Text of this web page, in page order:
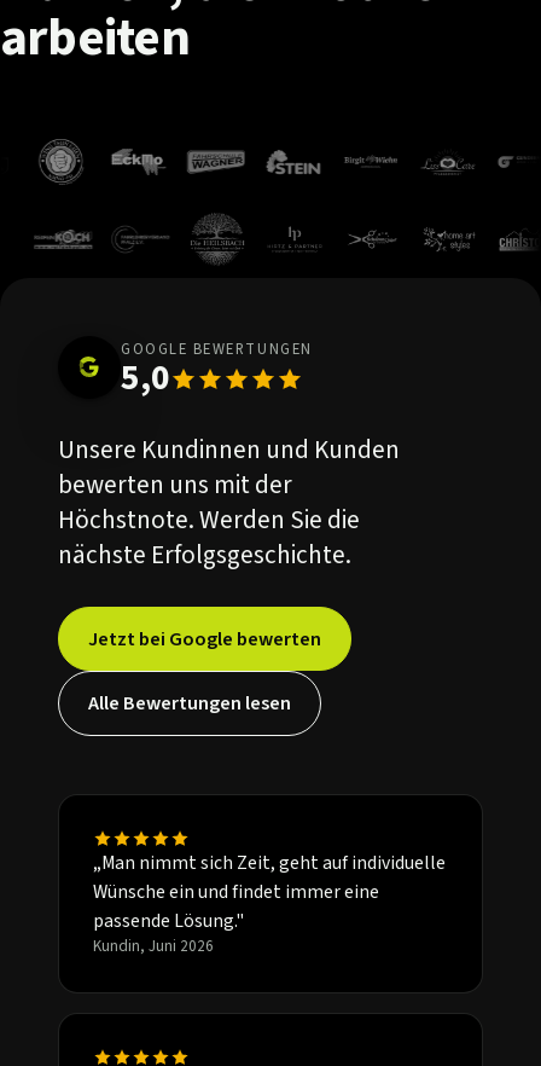
arbeiten
GOOGLE BEWERTUNGEN
5,0
Unsere Kundinnen und Kunden
bewerten uns mit der
Höchstnote. Werden Sie die
nächste Erfolgsgeschichte.
Jetzt bei Google bewerten
Alle Bewertungen lesen
„Man nimmt sich Zeit, geht auf individuelle
Wünsche ein und findet immer eine
passende Lösung."
Kundin, Juni 2026